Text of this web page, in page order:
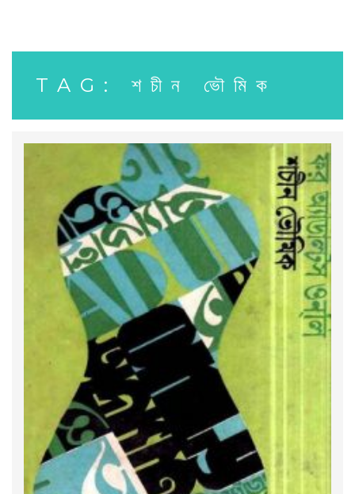
TAG: শচীন ভৌমিক